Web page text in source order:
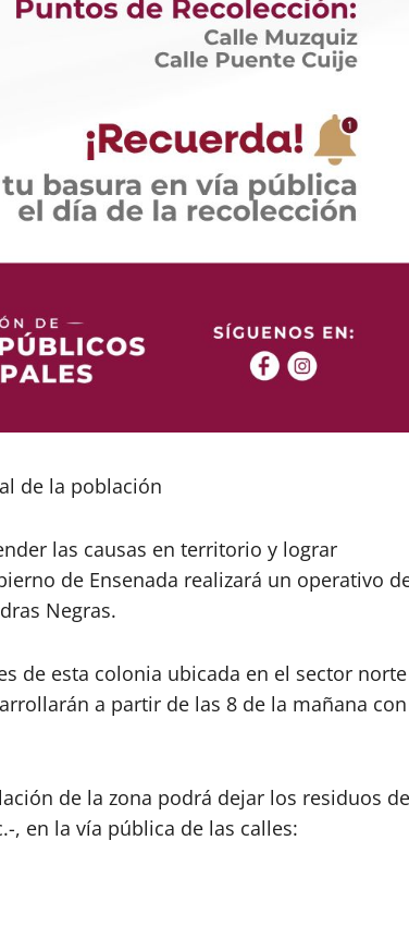
de la población
las causas en territorio y lograr
de Ensenada realizará un operativo
Negras.
de esta colonia ubicada en el sector norte
a partir de las 8 de la mañana con
de la zona podrá dejar los residuos de
, en la vía pública de las calles: